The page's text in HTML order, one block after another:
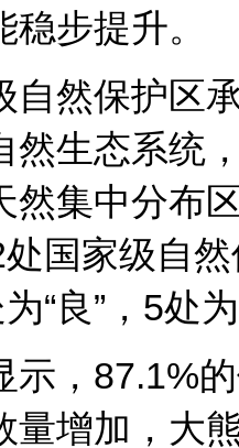
稳步提升。
自然保护区
然生态系统
然集中分布
国家级自
“良”，5处
示，87.1%
量增加，大